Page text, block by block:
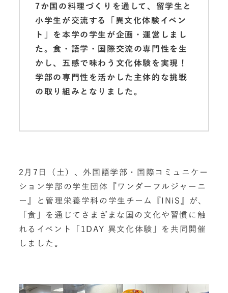
7か国の料理づくりを通して、留学生と
小学生が交流する「異文化体験イベン
ト」を本学の学生が企画・運営しまし
た。食・語学・国際交流の専門性を生
かし、五感で味わう文化体験を実現！
学部の専門性を活かした主体的な挑戦
の取り組みとなりました。
2月7日（土）、外国語学部・国際コミュニケー
ション学部の学生団体『ワンダーフルジャーニ
ー』と管理栄養学科の学生チーム『INiS』が、
「食」を通じてさまざまな国の文化や習慣に触
れるイベント「1DAY 異文化体験」を共同開催
しました。